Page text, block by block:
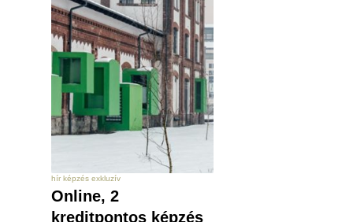
hír képzés exkluzív
Online, 2
kreditpontos képzés